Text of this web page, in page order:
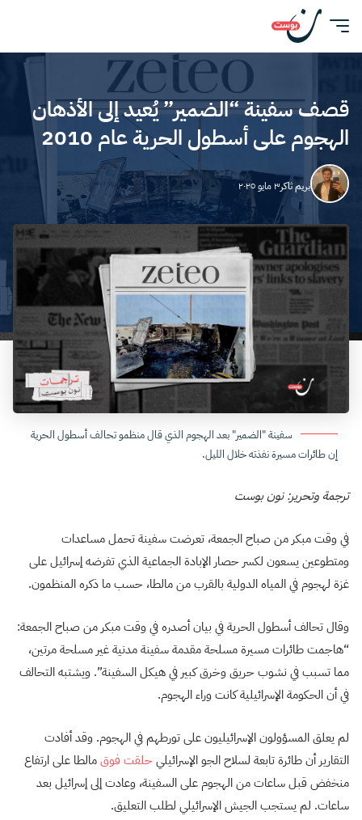
قصف سفينة “الضمير” يُعيد إلى الأذهان
الهجوم على أسطول الحرية عام 2010
بريم ثاكر٣ مايو ٢٠٢٥
سفينة "الضمير" بعد الهجوم الذي قال منظمو تحالف أسطول الحرية
إن طائرات مسيرة نفذته خلال الليل.
ترجمة وتحرير: نون بوست
في وقت مبكر من صباح الجمعة، تعرضت سفينة تحمل مساعدات
ومتطوعين يسعون لكسر حصار الإبادة الجماعية الذي تفرضه إسرائيل على
غزة لهجوم في المياه الدولية بالقرب من مالطا، حسب ما ذكره المنظمون.
وقال تحالف أسطول الحرية في بيان أصدره في وقت مبكر من صباح الجمعة:
“هاجمت طائرات مسيرة مسلحة مقدمة سفينة مدنية غير مسلحة مرتين،
مما تسبب في نشوب حريق وخرق كبير في هيكل السفينة”. ويشتبه التحالف
في أن الحكومة الإسرائيلية كانت وراء الهجوم.
لم يعلق المسؤولون الإسرائيليون على تورطهم في الهجوم. وقد أفادت
التقارير أن طائرة تابعة لسلاح الجو الإسرائيليحلقت فوقمالطا على ارتفاع
منخفض قبل ساعات من الهجوم على السفينة، وعادت إلى إسرائيل بعد
ساعات. لم يستجب الجيش الإسرائيلي لطلب التعليق.